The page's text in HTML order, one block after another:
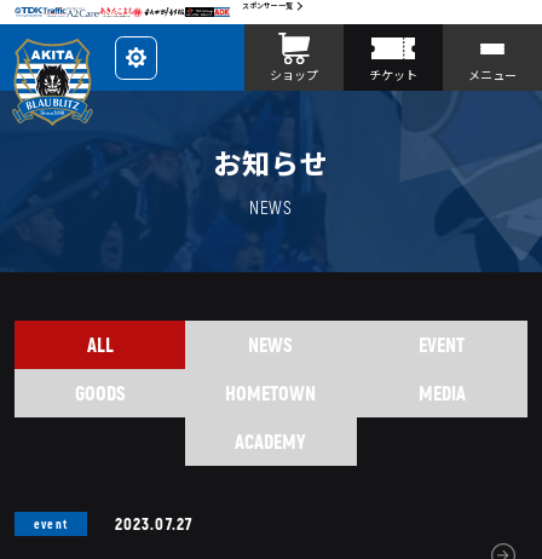
スポンサー一覧
レ
イ
ア
カ
ショップ チケット メニュー
お知らせ
NEWS
ALL NEWS EVENT
GOODS HOMETOWN MEDIA
ACADEMY
event 2023.07.27